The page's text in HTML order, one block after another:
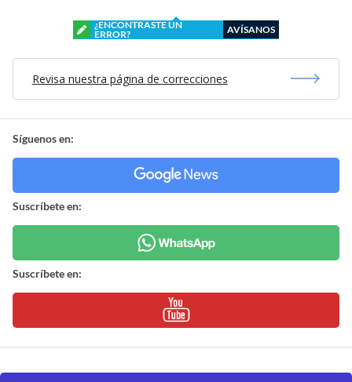
¿ENCONTRASTE UN
ERROR?
AVÍSANOS
Revisa nuestra página de correcciones
Síguenos en:
Suscríbete en:
Suscríbete en: